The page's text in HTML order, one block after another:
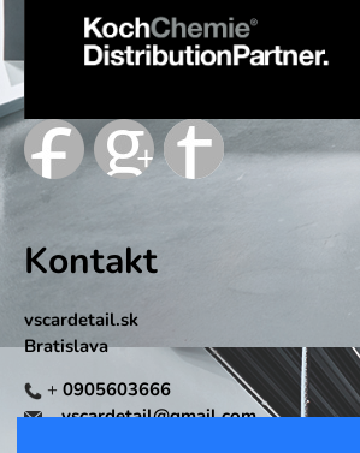
Kontakt
vscardetail.sk
Bratislava
+ 0905603666
vscardetail@gmail.com